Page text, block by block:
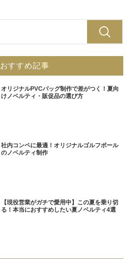
おすすめ記事
オリジナルPVCバッグ制作で差がつく！夏向
けノベルティ・販促品の選び方
社内コンペに最適！オリジナルゴルフボール
のノベルティ制作
【現役営業がガチで愛用中】この夏を乗り切
る！本当におすすめしたい夏ノベルティ4選